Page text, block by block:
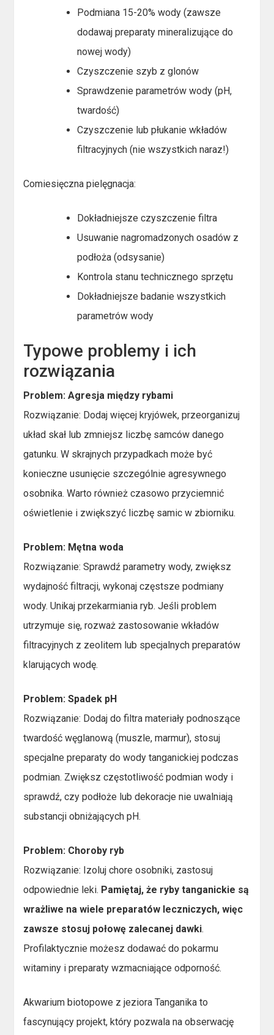
Podmiana 15-20% wody (zawsze
dodawaj preparaty mineralizujące do
nowej wody)
Czyszczenie szyb z glonów
Sprawdzenie parametrów wody (pH,
twardość)
Czyszczenie lub płukanie wkładów
filtracyjnych (nie wszystkich naraz!)
Comiesięczna pielęgnacja:
Dokładniejsze czyszczenie filtra
Usuwanie nagromadzonych osadów z
podłoża (odsysanie)
Kontrola stanu technicznego sprzętu
Dokładniejsze badanie wszystkich
parametrów wody
Typowe problemy i ich
rozwiązania
Problem: Agresja między rybami
Rozwiązanie: Dodaj więcej kryjówek, przeorganizuj
układ skał lub zmniejsz liczbę samców danego
gatunku. W skrajnych przypadkach może być
konieczne usunięcie szczególnie agresywnego
osobnika. Warto również czasowo przyciemnić
oświetlenie i zwiększyć liczbę samic w zbiorniku.
Problem: Mętna woda
Rozwiązanie: Sprawdź parametry wody, zwiększ
wydajność filtracji, wykonaj częstsze podmiany
wody. Unikaj przekarmiania ryb. Jeśli problem
utrzymuje się, rozważ zastosowanie wkładów
filtracyjnych z zeolitem lub specjalnych preparatów
klarujących wodę.
Problem: Spadek pH
Rozwiązanie: Dodaj do filtra materiały podnoszące
twardość węglanową (muszle, marmur), stosuj
specjalne preparaty do wody tanganickiej podczas
podmian. Zwiększ częstotliwość podmian wody i
sprawdź, czy podłoże lub dekoracje nie uwalniają
substancji obniżających pH.
Problem: Choroby ryb
Rozwiązanie: Izoluj chore osobniki, zastosuj
odpowiednie leki. Pamiętaj, że ryby tanganickie są
wrażliwe na wiele preparatów leczniczych, więc
zawsze stosuj połowę zalecanej dawki.
Profilaktycznie możesz dodawać do pokarmu
witaminy i preparaty wzmacniające odporność.
Akwarium biotopowe z jeziora Tanganika to
fascynujący projekt, który pozwala na obserwację